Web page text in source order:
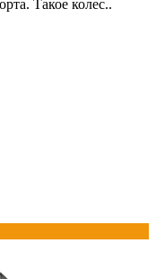
Такое колес..